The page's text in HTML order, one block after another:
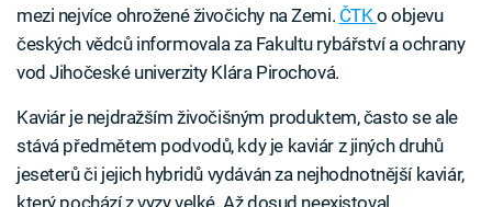
mezi nejvíce ohrožené živočichy na Zemi. ČTKo objevu
českých vědců informovala za Fakultu rybářství a ochrany
vod Jihočeské univerzity Klára Pirochová.
Kaviár je nejdražším živočišným produktem, často se ale
stává předmětem podvodů, kdy je kaviár z jiných druhů
jeseterů či jejich hybridů vydáván za nejhodnotnější kaviár,